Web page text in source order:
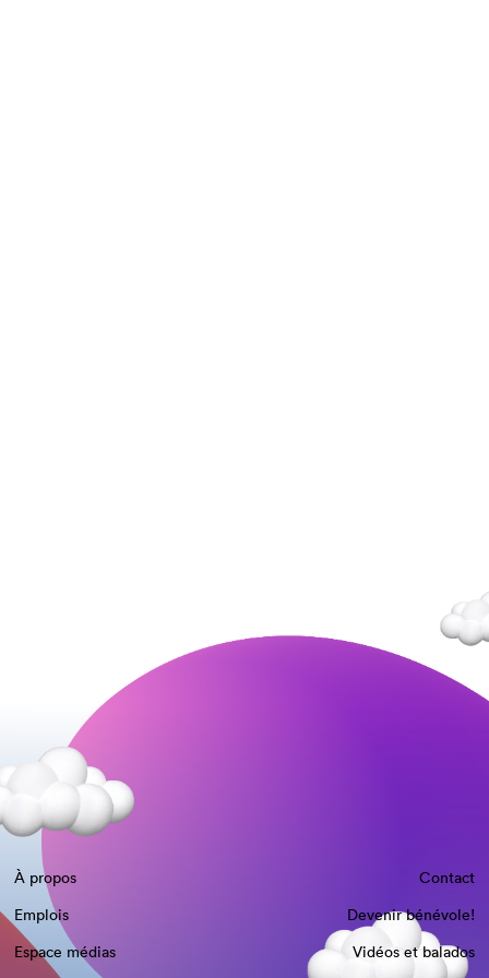
À propos
Contact
Emplois
Devenir bénévole!
Espace médias
Vidéos et balados